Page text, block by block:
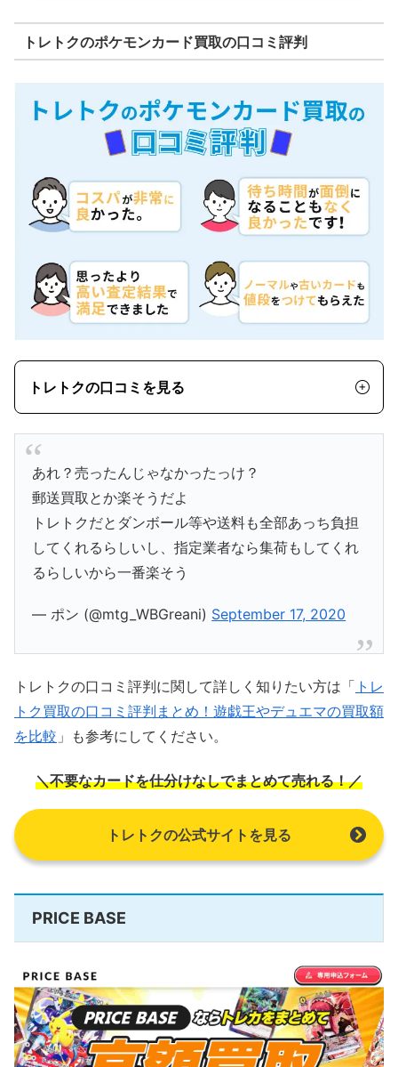
トレトクのポケモンカード買取の口コミ評判
トレトクの口コミを見る
あれ？売ったんじゃなかったっけ？
郵送買取とか楽そうだよ
トレトクだとダンボール等や送料も全部あっち負担
してくれるらしいし、指定業者なら集荷もしてくれ
るらしいから一番楽そう
— ポン (@mtg_WBGreani) September 17, 2020
トレトクの口コミ評判に関して詳しく知りたい方は「 トレ
トク買取の口コミ評判まとめ！遊戯王やデュエマの買取額
を比較 」も参考にしてください。
＼不要なカードを仕分けなしでまとめて売れる！／
トレトクの公式サイトを見る
PRICE BASE